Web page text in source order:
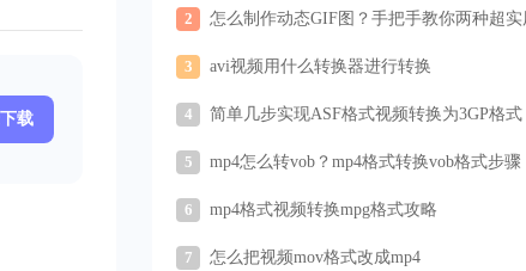
载
2
怎么制作动态GIF图？手把手教你两种超实
3
avi视频用什么转换器进行转换
4 简单几步实现ASF格式视频转换为3GP格式
5 mp4怎么转vob？mp4格式转换vob格式步骤
6 mp4格式视频转换mpg格式攻略
7 怎么把视频mov格式改成mp4